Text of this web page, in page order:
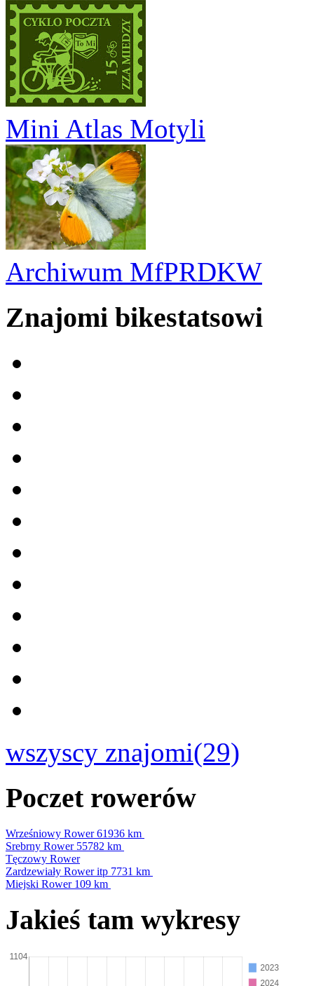
Mini Atlas Motyli
Archiwum MfPRDKW
Znajomi bikestatsowi
wszyscy znajomi(29)
Poczet rowerów
Wrześniowy Rower61936 km
Srebrny Rower 55782 km
Tęczowy Rower
Zardzewiały Rower itp 7731 km
Miejski Rower 109 km
Jakieś tam wykresy